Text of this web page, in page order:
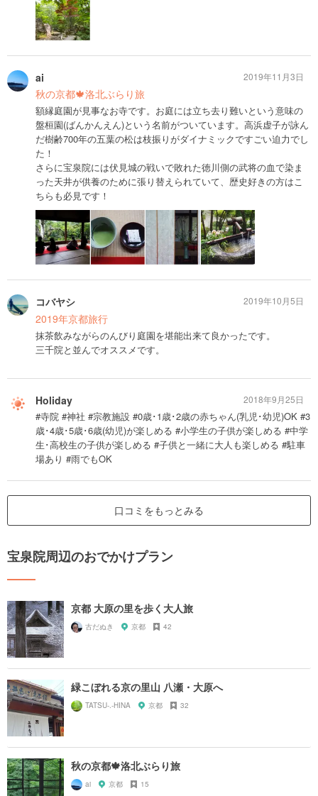
ai
秋の京都🍁洛北ぶらり旅
額縁庭園が見事なお寺です。お庭には立ち去り難いという意味の
盤桓園(ばんかんえん)という名前がついています。高浜虚子が詠ん
だ樹齢700年の五葉の松は枝振りがダイナミックですごい迫力でし
た！
さらに宝泉院には伏見城の戦いで敗れた徳川側の武将の血で染ま
った天井が供養のために張り替えられていて、歴史好きの方はこ
ちらも必見です！
2019年11月3日
コバヤシ
2019年京都旅行
抹茶飲みながらのんびり庭園を堪能出来て良かったです。
三千院と並んでオススメです。
2019年10月5日
Holiday
#寺院 #神社 #宗教施設 #0歳･1歳･2歳の赤ちゃん(乳児･幼児)OK #3
歳･4歳･5歳･6歳(幼児)が楽しめる #小学生の子供が楽しめる #中学
生･高校生の子供が楽しめる #子供と一緒に大人も楽しめる #駐車
場あり #雨でもOK
2018年9月25日
口コミをもっとみる
宝泉院周辺のおでかけプラン
京都 大原の里を歩く大人旅
古だぬき 京都 42
緑こぼれる京の里山 八瀬・大原へ
TATSU-.-HINA 京都 32
秋の京都🍁洛北ぶらり旅
ai 京都 15